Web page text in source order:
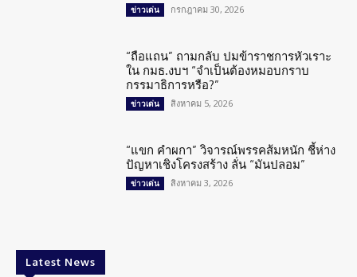
ข่าวเด่น กรกฎาคม 30, 2026
“ถือแถน” ถามกลับ ปมข้าราชการหัวเราะ
ใน กมธ.งบฯ “จำเป็นต้องหมอบกราบ
กรรมาธิการหรือ?”
ข่าวเด่น สิงหาคม 5, 2026
“แขก คำผกา” วิจารณ์พรรคส้มหนัก ชี้ห่าง
ปัญหาเชิงโครงสร้าง ลั่น “มันปลอม”
ข่าวเด่น สิงหาคม 3, 2026
Latest News